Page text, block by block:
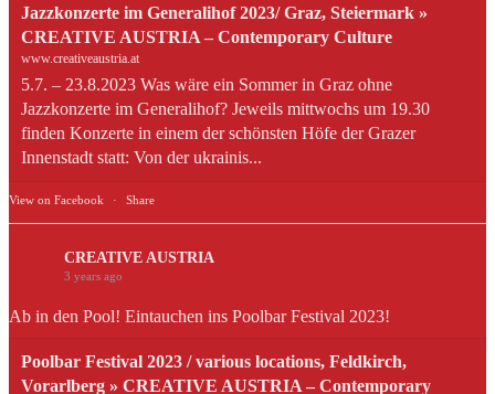
Jazzkonzerte im Generalihof 2023/ Graz, Steiermark »
CREATIVE AUSTRIA – Contemporary Culture
www.creativeaustria.at
5.7. – 23.8.2023 Was wäre ein Sommer in Graz ohne
Jazzkonzerte im Generalihof? Jeweils mittwochs um 19.30
finden Konzerte in einem der schönsten Höfe der Grazer
Innenstadt statt: Von der ukrainis...
View on Facebook · Share
CREATIVE AUSTRIA
3 years ago
Ab in den Pool! Eintauchen ins Poolbar Festival 2023!
Poolbar Festival 2023 / various locations, Feldkirch,
Vorarlberg » CREATIVE AUSTRIA – Contemporary